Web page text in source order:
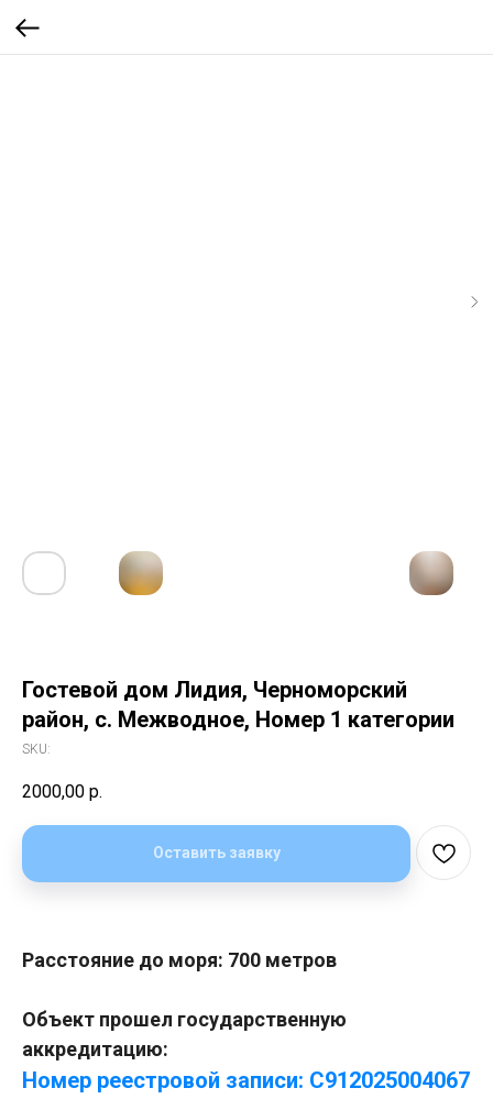
Гостевой дом Лидия, Черноморский
район, с. Межводное, Номер 1 категории
SKU:
2000,00 р.
Оставить заявку
Расстояние до моря: 700 метров
Объект прошел государственную
аккредитацию:
Номер реестровой записи: С912025004067